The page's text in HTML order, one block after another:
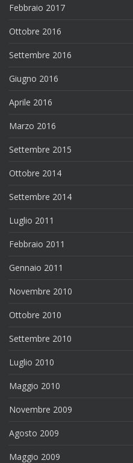
Febbraio 2017
Ottobre 2016
Settembre 2016
Giugno 2016
Aprile 2016
Marzo 2016
Settembre 2015
Ottobre 2014
Settembre 2014
Luglio 2011
Febbraio 2011
Gennaio 2011
Novembre 2010
Ottobre 2010
Settembre 2010
Luglio 2010
Maggio 2010
Novembre 2009
Agosto 2009
Maggio 2009